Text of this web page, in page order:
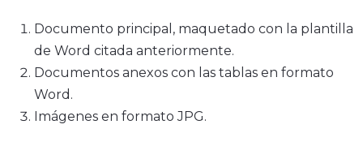
Documento principal, maquetado con la plantilla
de Word citada anteriormente.
Documentos anexos con las tablas en formato
Word.
Imágenes en formato JPG.